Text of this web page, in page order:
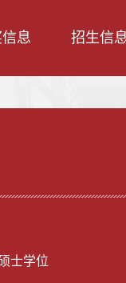
息 招生信
士学位